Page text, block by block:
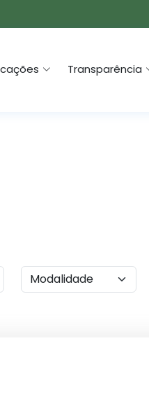
Transparência